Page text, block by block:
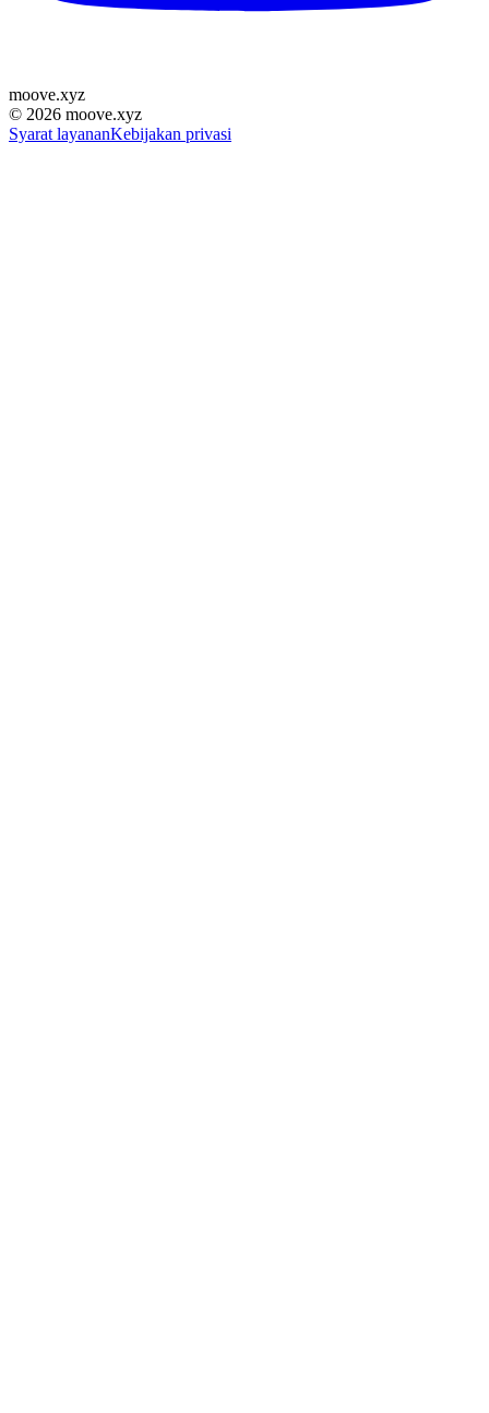
moove.xyz
© 2026 moove.xyz
Syarat layananKebijakan privasi